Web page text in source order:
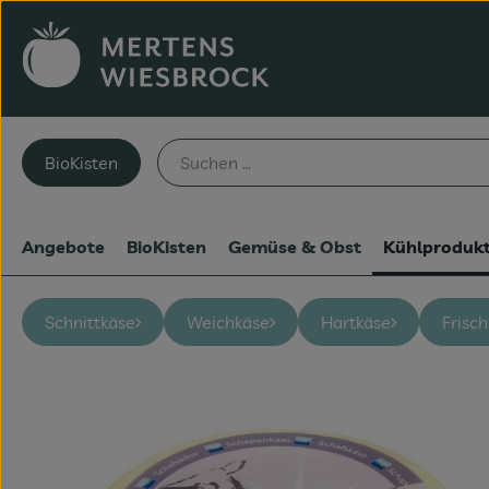
BioKisten
Angebote BioKisten Gemüse & Obst
Schnittkäse Weichkäse Hartkäse